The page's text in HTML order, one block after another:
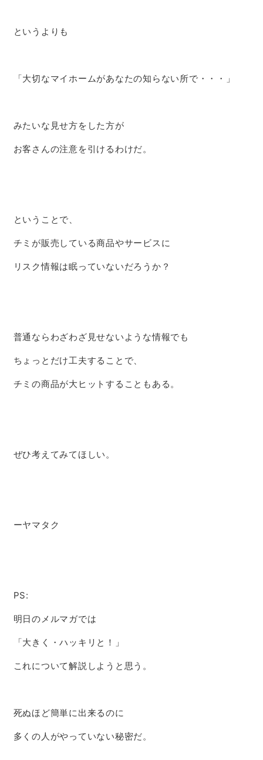
というよりも
「大切なマイホームがあなたの知らない所で・・・」
みたいな見せ方をした方が
お客さんの注意を引けるわけだ。
ということで、
チミが販売している商品やサービスに
リスク情報は眠っていないだろうか？
普通ならわざわざ見せないような情報でも
ちょっとだけ工夫することで、
チミの商品が大ヒットすることもある。
ぜひ考えてみてほしい。
ーヤマタク
PS:
明日のメルマガでは
「大きく・ハッキリと！」
これについて解説しようと思う。
死ぬほど簡単に出来るのに
多くの人がやっていない秘密だ。